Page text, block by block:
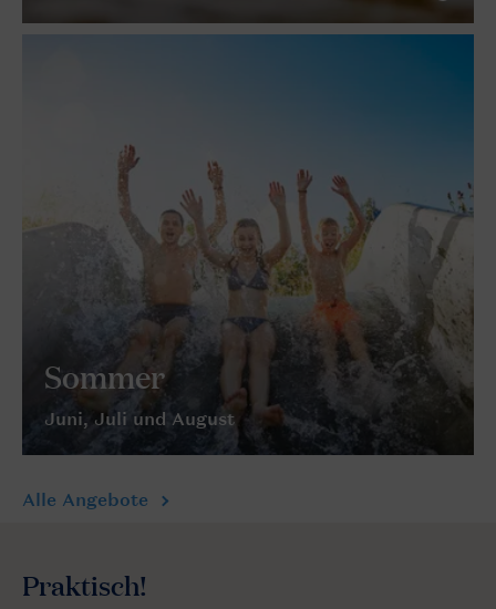
Sommer
Juni, Juli und August
Alle Angebote
Praktisch!